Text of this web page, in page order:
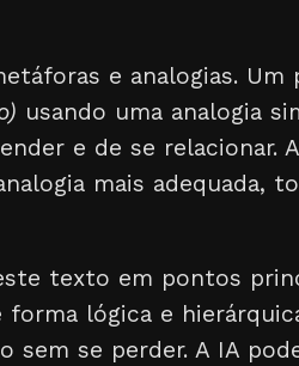
e analogias. Um
usando uma analogia
e de se relacionar.
mais adequada,
texto em pontos
forma lógica e
sem se perder. A IA